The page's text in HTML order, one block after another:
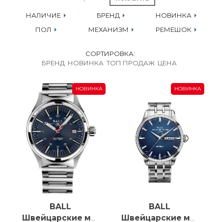
водонепроницаемостью до 3000 метров.
НАЛИЧИЕ БРЕНД
НОВИНКА
ПОЛ
МЕХАНИЗМ РЕМЕШОК
СОРТИРОВКА:
БРЕНД НОВИНКА ТОП ПРОДАЖ ЦЕНА
НОВИНКА
BALL
Швейцарские мужские часы C автоподзаводом Ball Nightbreaker NM2098C-S13-BE
НОВИНКА
BALL
Швейцарские мужские часы с автоподзаводом Ball Trainmaster Eternity NM2080D-S1J-BE